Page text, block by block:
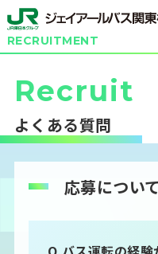
RECRUITMENT
Recruit
よくある質問
応募について